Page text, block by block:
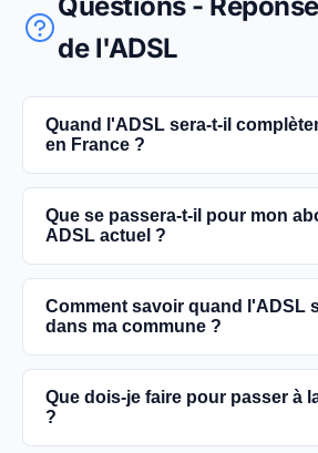
de l'ADSL
Quand l'ADSL sera-t-il
en France ?
L'extinction complète du réseau
pour 2030. D'ici là, les utilisateurs
optique, plus rapides et fiables.
Que se passera-t-il pour mon
ADSL actuel ?
Vous pouvez continuer à utiliser
abonnement ADSL jusqu'à la
conseillé de passer à la fibre
possible pour une meilleure
Comment savoir quand l'ADSL
dans ma commune ?
Les dates précises de fermeture
selon les communes. Vous
Que dois-je faire pour passer à
?